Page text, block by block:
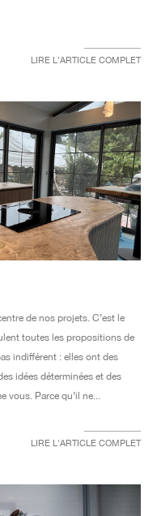
LIRE L'ARTICLE COMPLET
de nos projets. C’est le
toutes les propositions de
indifférent : elles ont des
idées déterminées et des
Parce qu’il ne...
LIRE L'ARTICLE COMPLET